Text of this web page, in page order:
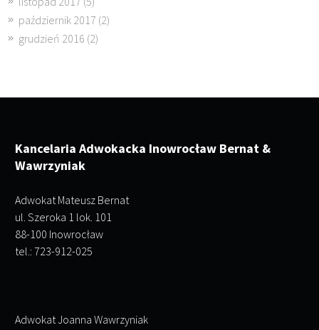
październik 2017 (2)
grudzień 2016 (2)
Kancelaria Adwokacka Inowrocław Bernat &
Wawrzyniak
Adwokat Mateusz Bernat
ul. Szeroka 1 lok. 101
88-100 Inowrocław
tel.: 723-912-025
Adwokat Joanna Wawrzyniak